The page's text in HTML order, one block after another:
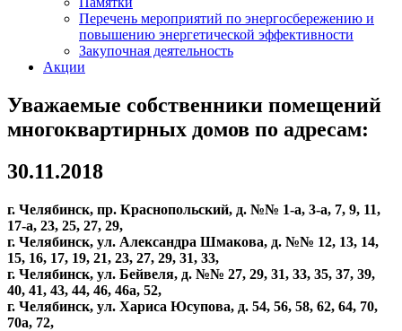
Перечень мероприятий по энергосбережению и
повышению энергетической эффективности
Закупочная деятельность
Акции
Уважаемые собственники помещений
многоквартирных домов по адресам:
30.11.2018
г. Челябинск, пр. Краснопольский, д. №№ 1-а, 3-а, 7, 9, 11,
17-а, 23, 25, 27, 29,
г. Челябинск, ул. Александра Шмакова, д. №№ 12, 13, 14,
15, 16, 17, 19, 21, 23, 27, 29, 31, 33,
г. Челябинск, ул. Бейвеля, д. №№ 27, 29, 31, 33, 35, 37, 39,
40, 41, 43, 44, 46, 46а, 52,
г. Челябинск, ул. Хариса Юсупова, д. 54, 56, 58, 62, 64, 70,
70а, 72,